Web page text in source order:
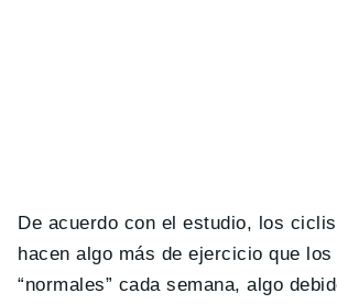
De acuerdo con el estudio, los
hacen algo más de ejercicio que
“normales” cada semana, algo